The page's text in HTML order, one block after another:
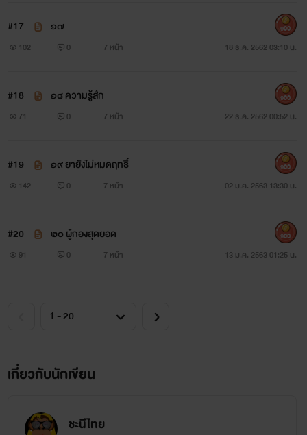
#17 ๑๗
102 0 7 หน้า 18 ธ.ค. 2562 03:10 น.
900
#18 ๑๘ ความรู้สึก
71 0 7 หน้า 22 ธ.ค. 2562 00:52 น.
900
#19 ๑๙ ยายังไม่หมดฤทธิ์
142 0 7 หน้า 02 ม.ค. 2563 13:30 น.
900
#20 ๒๐ ผู้กองสุดยอด
91 0 7 หน้า 13 ม.ค. 2563 01:25 น.
900
เกี่ยวกับนักเขียน
ชะนีไทย